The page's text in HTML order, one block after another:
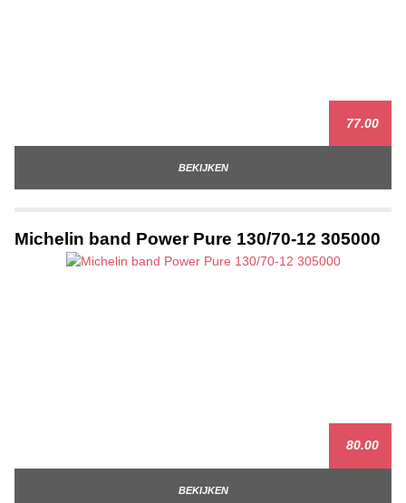
77.00
BEKIJKEN
Michelin band Power Pure 130/70-12 305000
80.00
BEKIJKEN